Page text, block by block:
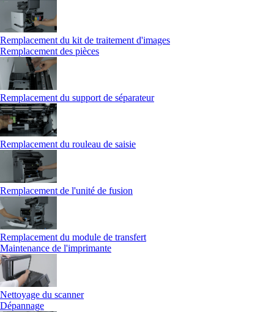
Remplacement du kit de traitement d'images
Remplacement des pièces
Remplacement du support de séparateur
Remplacement du rouleau de saisie
Remplacement de l'unité de fusion
Remplacement du module de transfert
Maintenance de l'imprimante
Nettoyage du scanner
Dépannage